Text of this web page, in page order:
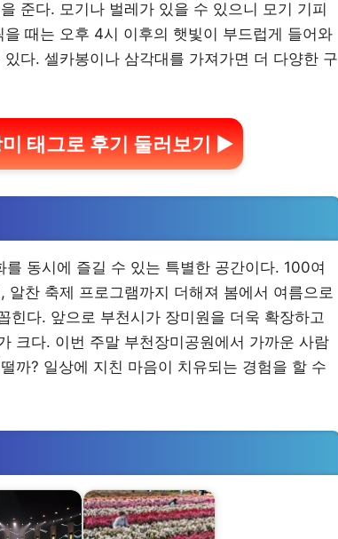
준다. 모기나 벌레가 있을 수 있으니 모기 기피
때는 오후 4시 이후의 햇빛이 부드럽게 들어와
다. 셀카봉이나 삼각대를 가져가면 더 다양한 구
태그로 후기 둘러보기 ▶
동시에 즐길 수 있는 특별한 공간이다. 100여
찬 축제 프로그램까지 더해져 봄에서 여름으로
힌다. 앞으로 부천시가 장미원을 더욱 확장하고
크다. 이번 주말 부천장미공원에서 가까운 사람
까? 일상에 지친 마음이 치유되는 경험을 할 수